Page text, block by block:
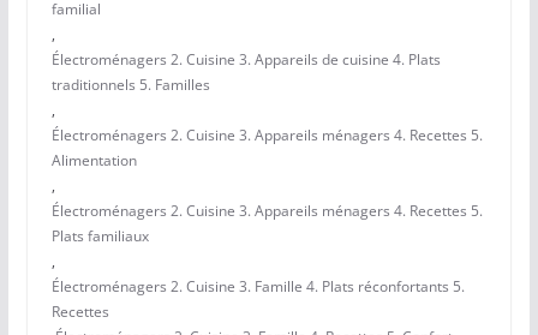
familial
,
Électroménagers 2. Cuisine 3. Appareils de cuisine 4. Plats
traditionnels 5. Familles
,
Électroménagers 2. Cuisine 3. Appareils ménagers 4. Recettes 5.
Alimentation
,
Électroménagers 2. Cuisine 3. Appareils ménagers 4. Recettes 5.
Plats familiaux
,
Électroménagers 2. Cuisine 3. Famille 4. Plats réconfortants 5.
Recettes